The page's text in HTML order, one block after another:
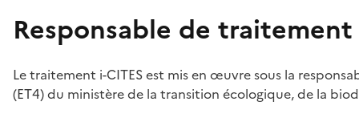
Responsable de traitement
Le traitement i-CITES est mis en œuvre sous la
(ET4) du ministère de la transition écologique, de la